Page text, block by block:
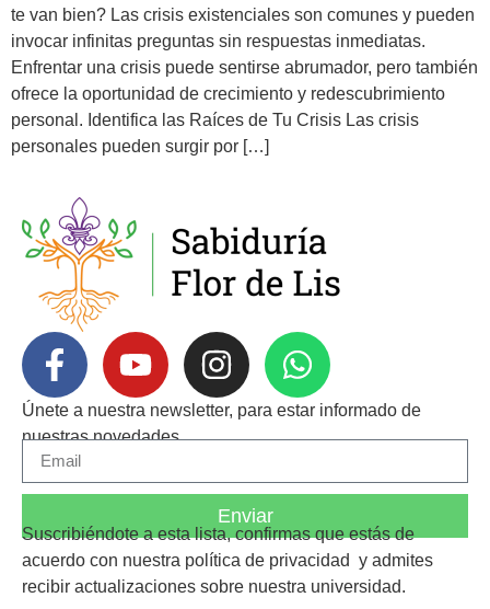
te van bien? Las crisis existenciales son comunes y pueden
invocar infinitas preguntas sin respuestas inmediatas.
Enfrentar una crisis puede sentirse abrumador, pero también
ofrece la oportunidad de crecimiento y redescubrimiento
personal. Identifica las Raíces de Tu Crisis Las crisis
personales pueden surgir por […]
Únete a nuestra newsletter, para estar informado de
nuestras novedades.
Enviar
Suscribiéndote a esta lista, confirmas que estás de
acuerdo con nuestra política de privacidad y admites
recibir actualizaciones sobre nuestra universidad.